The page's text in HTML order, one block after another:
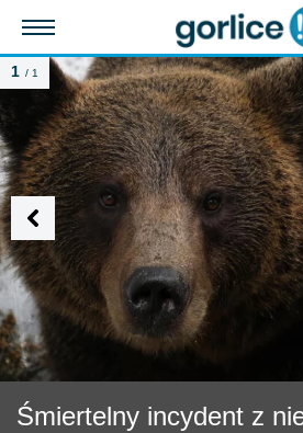
1 / 1
Śmiertelny incydent z